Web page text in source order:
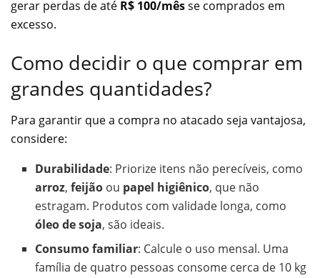
gerar perdas de até R$ 100/mêsse comprados em
excesso.
Como decidir o que comprar em
grandes quantidades?
Para garantir que a compra no atacado seja vantajosa,
considere:
Durabilidade: Priorize itens não perecíveis, como
arroz,feijão ou papel higiênico, que não
estragam. Produtos com validade longa, como
óleo de soja, são ideais.
Consumo familiar: Calcule o uso mensal. Uma
família de quatro pessoas consome cerca de 10 kg